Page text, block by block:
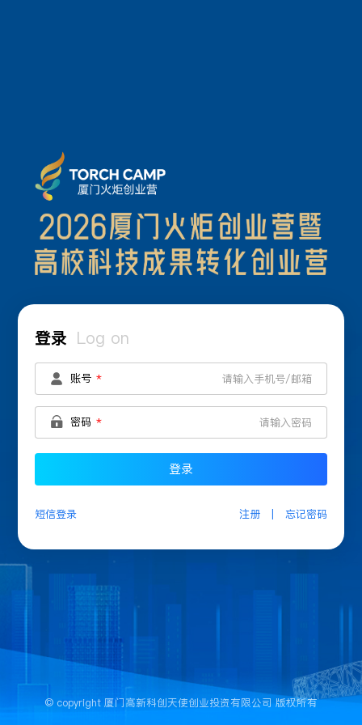
登录 Log on
账号
密码
登录
短信登录 注册 | 忘记密码
© copyright 厦门高新科创天使创业投资有限公司 版权所有